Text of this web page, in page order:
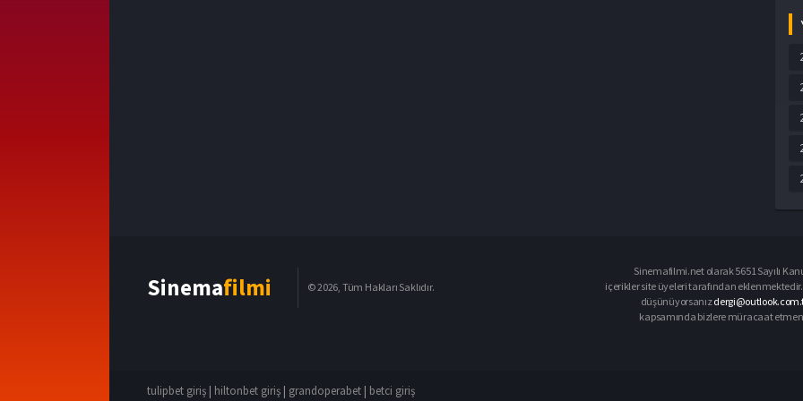
Sinemafilmi © 2026, Tüm Hakları Saklıdır.
Sinemafilmi.net olarak 5651 Sayılı
içerikler site üyeleri tarafından
düşünüyorsanız
kapsamında bizlere müracaat
tulipbet giriş | hiltonbet giriş | grandoperabet | betci giriş